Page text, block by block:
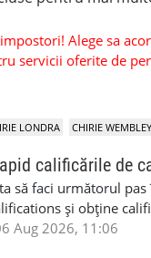
impostori! Alege sa
servicii oferite de
LONDRA CHIRIE WEMBLEY
calificările de
să faci următorul
și obține
în UK ✅
Aug 2026, 11:06